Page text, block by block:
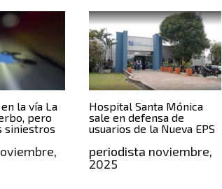
la vía La
pero
siniestros
Hospital Santa Mónica
sale en defensa de
usuarios de la Nueva EPS
periodista noviembre,
2025